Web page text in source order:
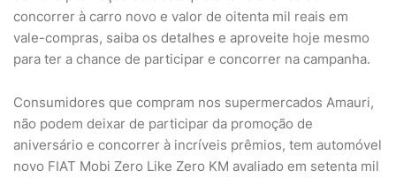
concorrer à carro novo e valor de oitenta mil reais em
vale-compras, saiba os detalhes e aproveite hoje mesmo
para ter a chance de participar e concorrer na campanha.
Consumidores que compram nos supermercados Amauri,
não podem deixar de participar da promoção de
aniversário e concorrer à incríveis prêmios, tem automóvel
novo FIAT Mobi Zero Like Zero KM avaliado em setenta mil